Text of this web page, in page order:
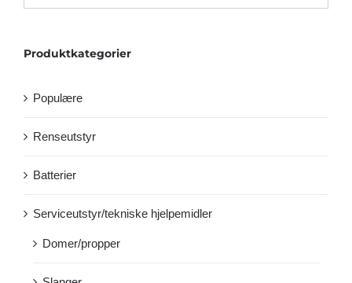
Produktkategorier
Populære
Renseutstyr
Batterier
Serviceutstyr/tekniske hjelpemidler
Domer/propper